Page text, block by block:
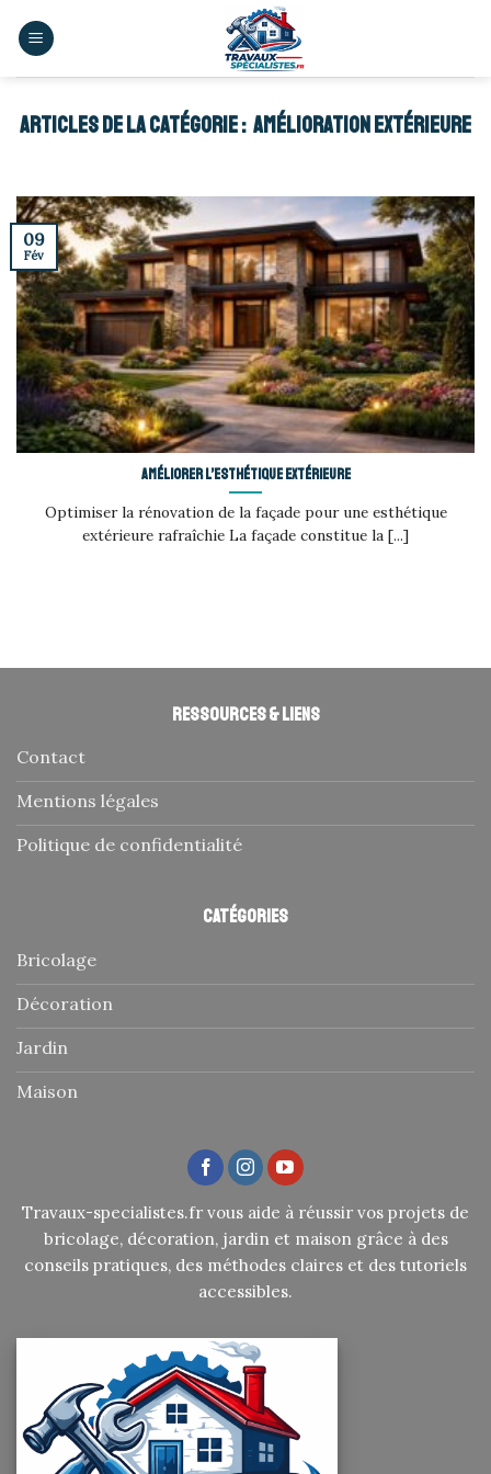
AMÉLIORATION EXTÉRIEURE
Améliorer l’esthétique extérieure
Optimiser la rénovation de la façade pour une esthétique
extérieure rafraîchie La façade constitue la [...]
09
Fév
Ressources & liens
Contact
Mentions légales
Politique de confidentialité
Catégories
Bricolage
Décoration
Jardin
Maison
Travaux-specialistes.fr vous aide à réussir vos projets de
bricolage, décoration, jardin et maison grâce à des
conseils pratiques, des méthodes claires et des tutoriels
accessibles.